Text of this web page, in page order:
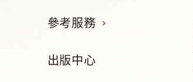
參考服務
出版中心